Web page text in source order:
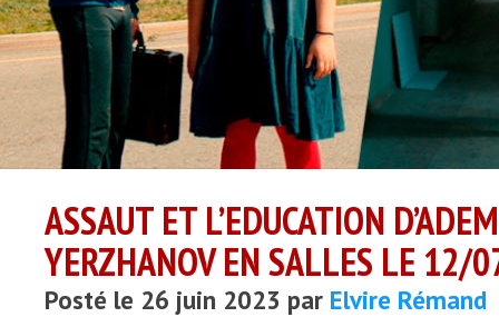
ASSAUT ET L’EDUCATION
YERZHANOV EN SALLES LE 12/
Posté le 26 juin 2023 par Elvire Rémand